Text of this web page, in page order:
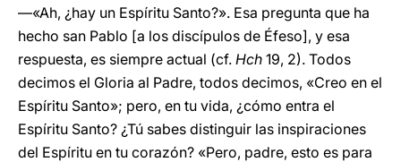
—«Ah, ¿hay un Espíritu Santo?». Esa pregunta que ha
hecho san Pablo [a los discípulos de Éfeso], y esa
respuesta, es siempre actual (cf. Hch 19, 2). Todos
decimos el Gloria al Padre, todos decimos, «Creo en el
Espíritu Santo»; pero, en tu vida, ¿cómo entra el
Espíritu Santo? ¿Tú sabes distinguir las inspiraciones
del Espíritu en tu corazón? «Pero, padre, esto es para